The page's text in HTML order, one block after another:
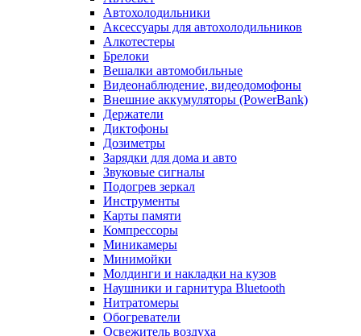
Автохолодильники
Аксессуары для автохолодильников
Алкотестеры
Брелоки
Вешалки автомобильные
Видеонаблюдение, видеодомофоны
Внешние аккумуляторы (PowerBank)
Держатели
Диктофоны
Дозиметры
Зарядки для дома и авто
Звуковые сигналы
Подогрев зеркал
Инструменты
Карты памяти
Компрессоры
Миникамеры
Минимойки
Молдинги и накладки на кузов
Наушники и гарнитура Bluetooth
Нитратомеры
Обогреватели
Освежитель воздуха